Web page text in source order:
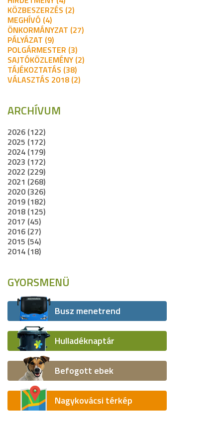
KÖZBESZERZÉS (2)
MEGHÍVÓ (4)
ÖNKORMÁNYZAT (27)
PÁLYÁZAT (9)
POLGÁRMESTER (3)
SAJTÓKÖZLEMÉNY (2)
TÁJÉKOZTATÁS (38)
VÁLASZTÁS 2018 (2)
ARCHÍVUM
2026 (122)
2025 (172)
2024 (179)
2023 (172)
2022 (229)
2021 (268)
2020 (326)
2019 (182)
2018 (125)
2017 (45)
2016 (27)
2015 (54)
2014 (18)
GYORSMENÜ
Busz menetrend
Hulladéknaptár
Befogott ebek
Nagykovácsi térkép